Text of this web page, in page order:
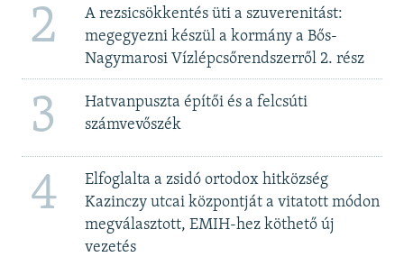
2
A rezsicsökkentés üti a szuverenitást:
megegyezni készül a kormány a Bős-
Nagymarosi Vízlépcsőrendszerről 2. rész
3
Hatvanpuszta építői és a felcsúti
számvevőszék
4
Elfoglalta a zsidó ortodox hitközség
Kazinczy utcai központját a vitatott módon
megválasztott, EMIH-hez köthető új
vezetés